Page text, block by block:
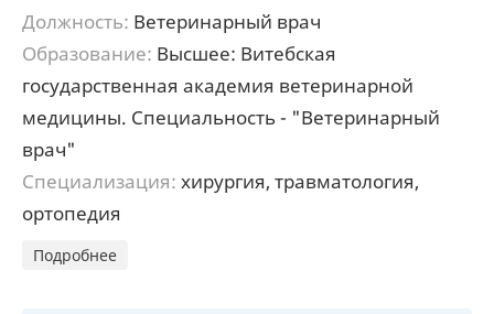
Должность: Ветеринарный врач
Образование: Высшее: Витебская
государственная академия ветеринарной
медицины. Специальность - "Ветеринарный
врач"
Специализация: хирургия, травматология,
ортопедия
Подробнее